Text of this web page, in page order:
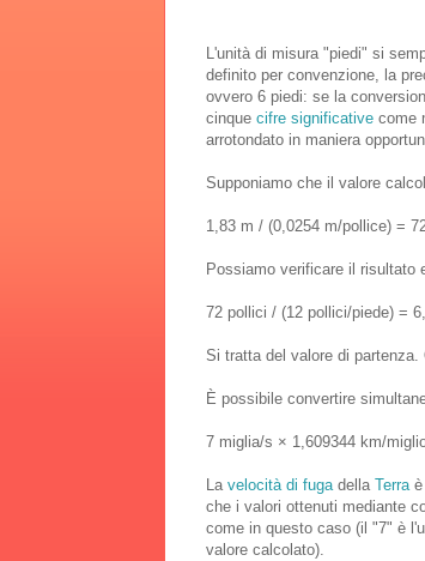
L'unità di misura "piedi" si
definito per convenzione, la
ovvero 6 piedi: se la
cinque cifre significative come
arrotondato in maniera
Supponiamo che il valore
1,83 m / (0,0254 m/pollice) =
Possiamo verificare il risultato
72 pollici / (12 pollici/piede) =
Si tratta del valore di
È possibile convertire
7 miglia/s × 1,609344 km/
La velocità di fugadella Terraè
che i valori ottenuti mediante
come in questo caso (il "7" è
valore calcolato).